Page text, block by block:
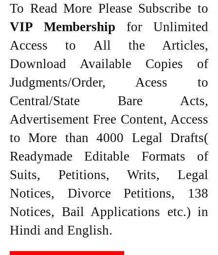
To Read More Please Subscribe to
VIP Membership for Unlimited
Access to All the Articles,
Download Available Copies of
Judgments/Order, Acess to
Central/State Bare Acts,
Advertisement Free Content, Access
to More than 4000 Legal Drafts(
Readymade Editable Formats of
Suits, Petitions, Writs, Legal
Notices, Divorce Petitions, 138
Notices, Bail Applications etc.) in
Hindi and English.